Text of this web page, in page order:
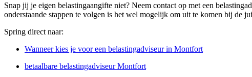
Snap jij je eigen belastingaangifte niet? Neem contact op met een
onderstaande stappen te volgen is het wel mogelijk om uit te komen bij de
Spring direct naar:
Wanneer kies je voor een belastingadviseur in Montfort
betaalbare belastingadviseur Montfort